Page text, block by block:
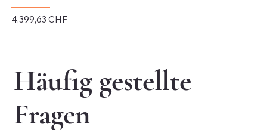
Preis
4.399,63 CHF
Häufig gestellte
Fragen